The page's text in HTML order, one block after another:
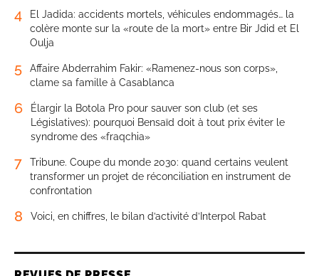
4
El Jadida: accidents mortels, véhicules endommagés… la
colère monte sur la «route de la mort» entre Bir Jdid et El
Oulja
5
Affaire Abderrahim Fakir: «Ramenez-nous son corps»,
clame sa famille à Casablanca
6
Élargir la Botola Pro pour sauver son club (et ses
Législatives): pourquoi Bensaïd doit à tout prix éviter le
syndrome des «fraqchia»
7
Tribune. Coupe du monde 2030: quand certains veulent
transformer un projet de réconciliation en instrument de
confrontation
8 Voici, en chiffres, le bilan d’activité d’Interpol Rabat